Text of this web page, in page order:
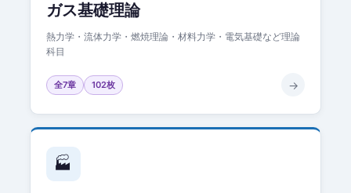
ガス基礎理論
熱力学・流体力学・燃焼理論・材料力学・電気基礎など理論
科目
全7章 102枚 →
🏭